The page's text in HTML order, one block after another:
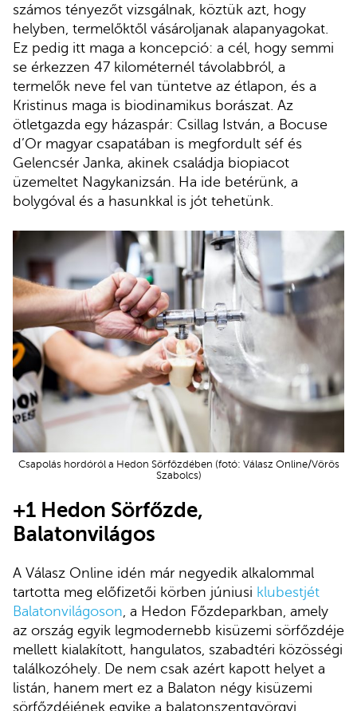
számos tényezőt vizsgálnak, köztük azt, hogy
helyben, termelőktől vásároljanak alapanyagokat.
Ez pedig itt maga a koncepció: a cél, hogy semmi
se érkezzen 47 kilométernél távolabbról, a
termelők neve fel van tüntetve az étlapon, és a
Kristinus maga is biodinamikus borászat. Az
ötletgazda egy házaspár: Csillag István, a Bocuse
d’Or magyar csapatában is megfordult séf és
Gelencsér Janka, akinek családja biopiacot
üzemeltet Nagykanizsán. Ha ide betérünk, a
bolygóval és a hasunkkal is jót tehetünk.
Csapolás hordóról a Hedon Sörfőzdében (fotó: Válasz Online/Vörös
Szabolcs)
+1 Hedon Sörfőzde,
Balatonvilágos
A Válasz Online idén már negyedik alkalommal
tartotta meg előfizetői körben júniusi klubestjét
Balatonvilágoson, a Hedon Főzdeparkban, amely
az ország egyik legmodernebb kisüzemi sörfőzdéje
mellett kialakított, hangulatos, szabadtéri közösségi
találkozóhely. De nem csak azért kapott helyet a
listán, hanem mert ez a Balaton négy kisüzemi
sörfőzdéjének egyike a balatonszentgyörgyi